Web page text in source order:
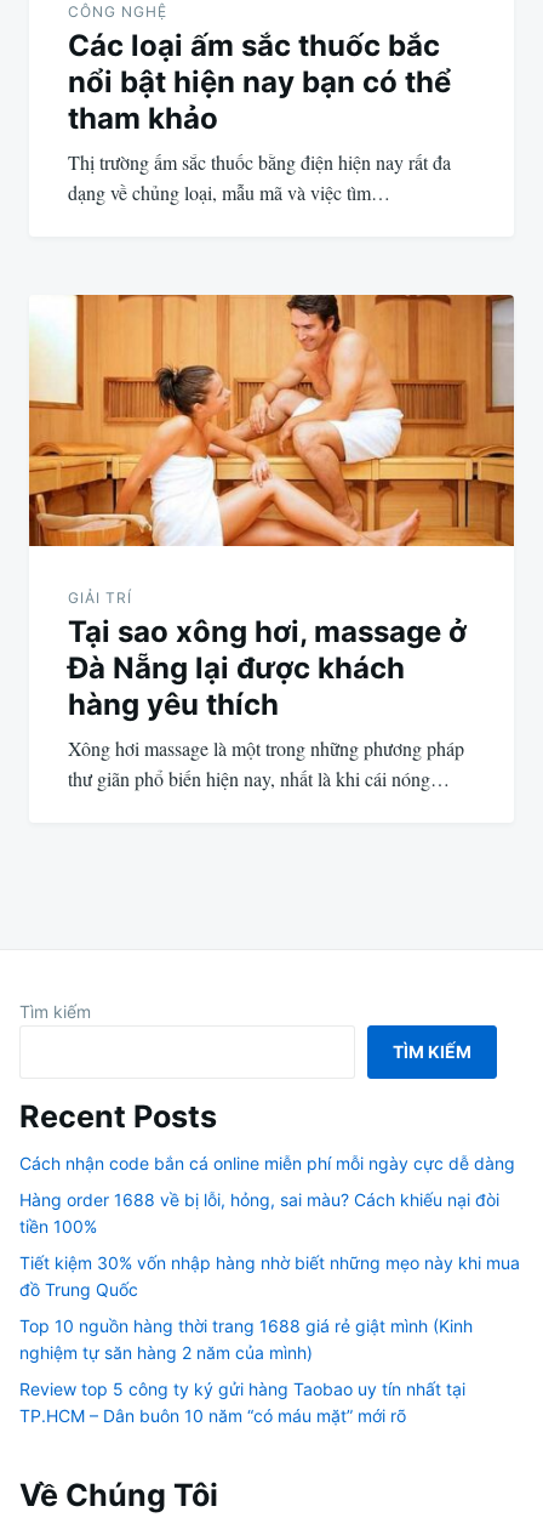
CÔNG NGHỆ
Các loại ấm sắc thuốc bắc
nổi bật hiện nay bạn có thể
tham khảo
Thị trường ấm sắc thuốc bằng điện hiện nay rất đa
dạng về chủng loại, mẫu mã và việc tìm…
GIẢI TRÍ
Tại sao xông hơi, massage ở
Đà Nẵng lại được khách
hàng yêu thích
Xông hơi massage là một trong những phương pháp
thư giãn phổ biến hiện nay, nhất là khi cái nóng…
Tìm kiếm
TÌM KIẾM
Recent Posts
Cách nhận code bắn cá online miễn phí mỗi ngày cực dễ dàng
Hàng order 1688 về bị lỗi, hỏng, sai màu? Cách khiếu nại đòi
tiền 100%
Tiết kiệm 30% vốn nhập hàng nhờ biết những mẹo này khi mua
đồ Trung Quốc
Top 10 nguồn hàng thời trang 1688 giá rẻ giật mình (Kinh
nghiệm tự săn hàng 2 năm của mình)
Review top 5 công ty ký gửi hàng Taobao uy tín nhất tại
TP.HCM – Dân buôn 10 năm “có máu mặt” mới rõ
Về Chúng Tôi